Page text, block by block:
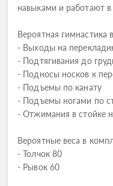
навыками и работают
Вероятная гимнастика
- Выходы на
- Подтягивания до
- Подносы носков к
- Подъемы по канату
- Подъемы ногами по
- Отжимания в стойке
Вероятные веса в
- Толчок 80
- Рывок 60